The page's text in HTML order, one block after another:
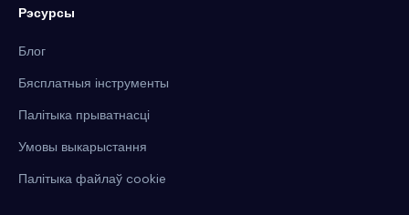
Рэсурсы
Блог
Бясплатныя інструменты
Палітыка прыватнасці
Умовы выкарыстання
Палітыка файлаў cookie